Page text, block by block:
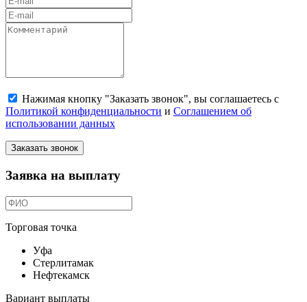
Нажимая кнопку "Заказать звонок", вы соглашаетесь с
Политикой конфиденциальности и Соглашением об
использовании данных
Заказать звонок
Заявка на выплату
Торговая точка
Уфа
Стерлитамак
Нефтекамск
Вариант выплаты